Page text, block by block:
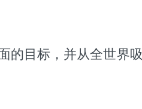
的目标，并从全世界